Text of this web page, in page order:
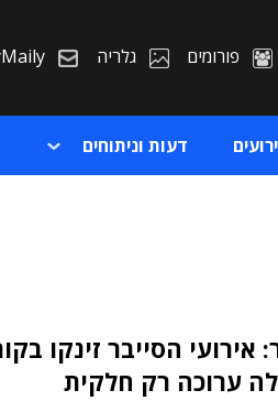
פורומים גלריה
דעות וניתוחים
ערוכה רק חלקית